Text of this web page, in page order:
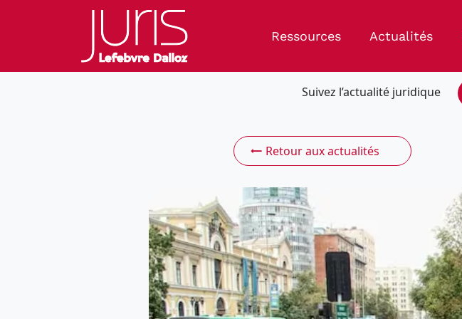
Ressources Actualités
Suivez l’actualité juridique
Retour aux actualités